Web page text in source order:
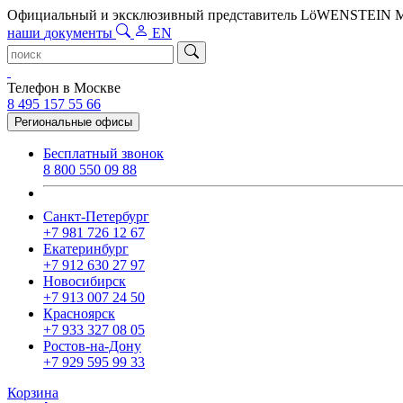
Официальный и эксклюзивный представитель LöWENSTEIN
наши документы EN
Телефон в Москве
8 495 157 55 66
Региональные офисы
Бесплатный звонок
8 800 550 09 88
Санкт-Петербург
+7 981 726 12 67
Екатеринбург
+7 912 630 27 97
Новосибирск
+7 913 007 24 50
Красноярск
+7 933 327 08 05
Ростов-на-Дону
+7 929 595 99 33
Корзина